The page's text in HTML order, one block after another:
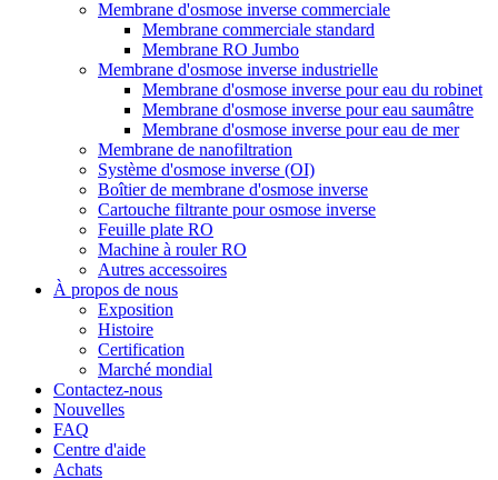
Membrane d'osmose inverse commerciale
Membrane commerciale standard
Membrane RO Jumbo
Membrane d'osmose inverse industrielle
Membrane d'osmose inverse pour eau du robinet
Membrane d'osmose inverse pour eau saumâtre
Membrane d'osmose inverse pour eau de mer
Membrane de nanofiltration
Système d'osmose inverse (OI)
Boîtier de membrane d'osmose inverse
Cartouche filtrante pour osmose inverse
Feuille plate RO
Machine à rouler RO
Autres accessoires
À propos de nous
Exposition
Histoire
Certification
Marché mondial
Contactez-nous
Nouvelles
FAQ
Centre d'aide
Achats